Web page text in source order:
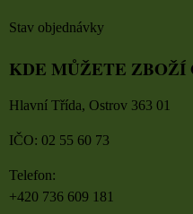
Stav objednávky
KDE MŮŽETE ZBOŽÍ
Hlavní Třída, Ostrov 363 01
IČO: 02 55 60 73
Telefon:
+420 736 609 181